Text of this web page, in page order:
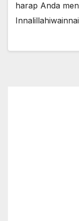
harap Anda